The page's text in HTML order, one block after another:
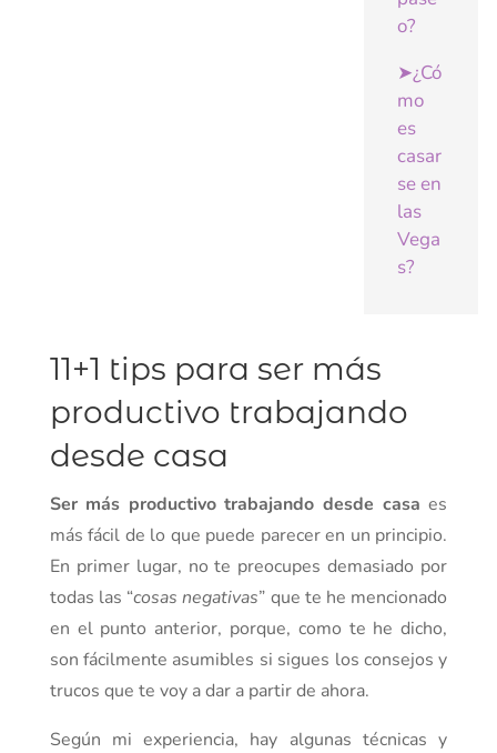
o?
➤¿Có
mo
es
casar
se en
las
Vega
s?
11+1 tips para ser más
productivo trabajando
desde casa
Ser más productivo trabajando desde casa es
más fácil de lo que puede parecer en un principio.
En primer lugar, no te preocupes demasiado por
todas las “cosas negativas” que te he mencionado
en el punto anterior, porque, como te he dicho,
son fácilmente asumibles si sigues los consejos y
trucos que te voy a dar a partir de ahora.
Según mi experiencia, hay algunas técnicas y